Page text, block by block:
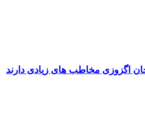
اگزوزی مخاطب های زیادی دارند